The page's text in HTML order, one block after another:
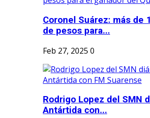
Coronel Suárez: más de
de pesos para...
Feb 27, 2025 0
Rodrigo Lopez del SMN
Antártida con...